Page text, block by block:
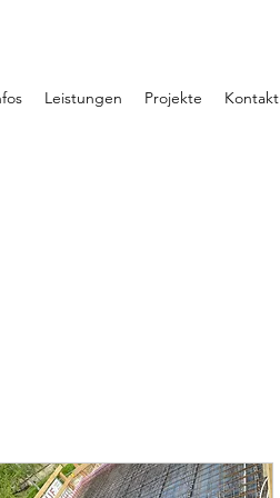
Leistungen Projekte Kontakt